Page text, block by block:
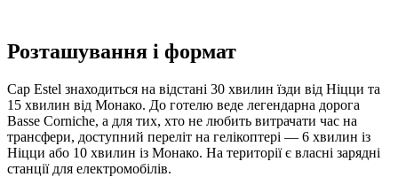
Розташування і формат
Cap Estel знаходиться на відстані 30 хвилин їзди від Ніцци та
15 хвилин від Монако. До готелю веде легендарна дорога
Basse Corniche, а для тих, хто не любить витрачати час на
трансфери, доступний переліт на гелікоптері — 6 хвилин із
Ніцци або 10 хвилин із Монако. На території є власні зарядні
станції для електромобілів.